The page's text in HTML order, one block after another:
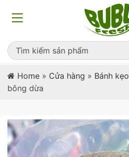
Home » Cửa hàng » Bánh kẹo
bông dừa